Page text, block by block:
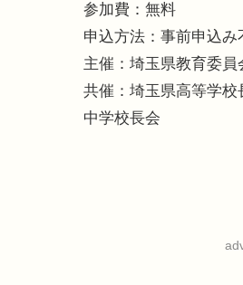
参加費：無料
申込方法：事前申込み
主催：埼玉県教育委員
共催：埼玉県高等学
中学校長会